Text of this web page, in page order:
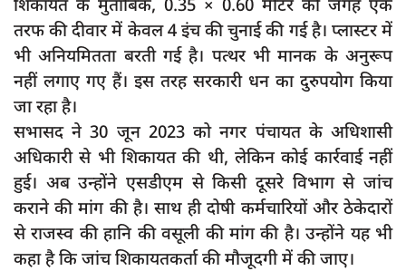
तरफ की दीवार में केवल 4 इंच की चुनाई की गई है। प्लास्टर में
भी अनियमितता बरती गई है। पत्थर भी मानक के अनुरूप
नहीं लगाए गए हैं। इस तरह सरकारी धन का दुरुपयोग किया
जा रहा है।
सभासद ने 30 जून 2023 को नगर पंचायत के अधिशासी
अधिकारी से भी शिकायत की थी, लेकिन कोई कार्रवाई नहीं
हुई। अब उन्होंने एसडीएम से किसी दूसरे विभाग से जांच
कराने की मांग की है। साथ ही दोषी कर्मचारियों और ठेकेदारों
से राजस्व की हानि की वसूली की मांग की है। उन्होंने यह भी
कहा है कि जांच शिकायतकर्ता की मौजूदगी में की जाए।